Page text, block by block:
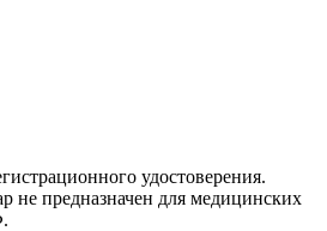
удостоверения.
не предназначен для медицинских